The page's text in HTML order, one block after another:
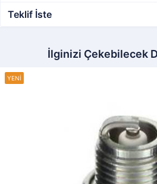
Teklif İste
İlginizi Çekebilecek